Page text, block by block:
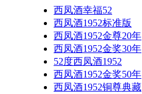
西凤酒幸福52
西凤酒1952标准版
西凤酒1952金尊20年
西凤酒1952金奖30年
52度西凤酒1952
西凤酒1952金奖50年
西凤酒1952铜尊典藏